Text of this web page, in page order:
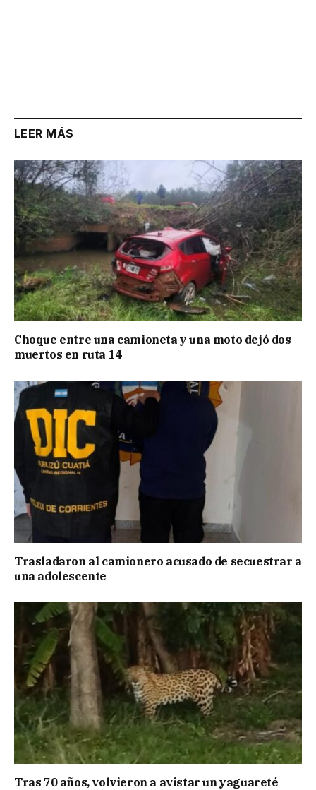
LEER MÁS
Choque entre una camioneta y una moto dejó dos
muertos en ruta 14
Trasladaron al camionero acusado de secuestrar a
una adolescente
Tras 70 años, volvieron a avistar un yaguareté